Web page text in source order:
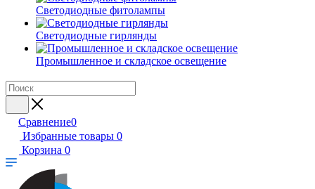
Светодиодные фитолампы
Светодиодные гирлянды
Промышленное и складское освещение
Сравнение0
Избранные товары 0
Корзина 0